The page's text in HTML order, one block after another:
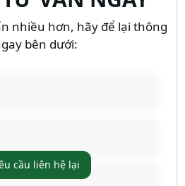
nhiều hơn, hãy để lại thông
bên dưới:
cầu liên hệ lại